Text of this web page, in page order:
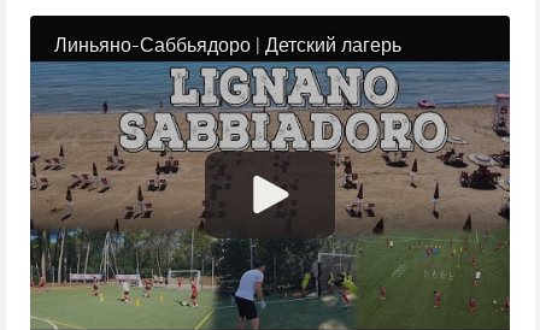
Линьяно-Саббьядоро | Детский лагерь
Академии ФК «Милан»